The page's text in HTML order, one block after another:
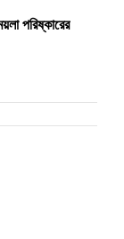
পরিষ্কারের